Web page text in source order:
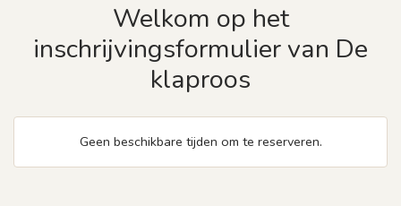
Welkom op het
inschrijvingsformulier van De
klaproos
Geen beschikbare tijden om te reserveren.